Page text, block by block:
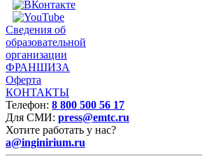
Сведения об
образовательной
организации
ФРАНШИЗА
Оферта
КОНТАКТЫ
Телефон: 8 800 500 56 17
Для СМИ: press@emtc.ru
Хотите работать у нас?
a@inginirium.ru